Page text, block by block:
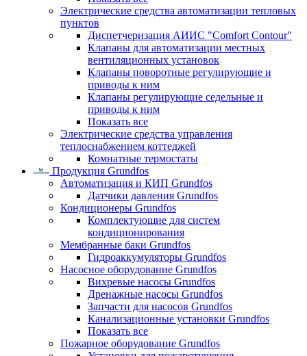
Электрические средства автоматизации тепловых
пунктов
Диспетчеризация АИИС "Comfort Contour"
Клапаны для автоматизации местных
вентиляционных установок
Клапаны поворотные регулирующие и
приводы к ним
Клапаны регулирующие седельные и
приводы к ним
Показать все
Электрические средства управления
теплоснабжением коттеджей
Комнатные термостаты
Продукция Grundfos
Автоматизация и КИП Grundfos
Датчики давления Grundfos
Кондиционеры Grundfos
Комплектующие для систем
кондиционирования
Мембранные баки Grundfos
Гидроаккумуляторы Grundfos
Насосное оборудование Grundfos
Вихревые насосы Grundfos
Дренажные насосы Grundfos
Запчасти для насосов Grundfos
Канализационные установки Grundfos
Показать все
Пожарное оборудование Grundfos